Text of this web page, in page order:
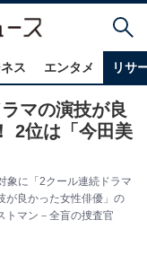
ス エンタメ リサ
マの演技が良
2位は「今田美
象に「2クール連続ドラマ
が良かった女性俳優」の
トマン－全盲の捜査官